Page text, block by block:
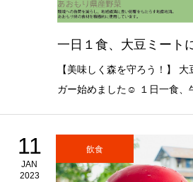
一日１食、大豆ミート
【美味しく森を守ろう！】
ガー始めました☺︎ １日一食、
11
JAN
2023
飲食